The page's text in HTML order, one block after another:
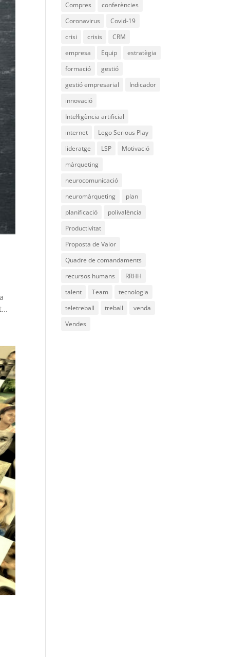
Compres
conferències
Coronavirus
Covid-19
crisi
crisis
CRM
empresa
Equip
estratègia
formació
gestió
gestió empresarial
Indicador
innovació
Intel·ligència artificial
internet
Lego Serious Play
lideratge
LSP
Motivació
màrqueting
neurocomunicació
neuromàrqueting
plan
planificació
polivalència
Productivitat
Proposta de Valor
Quadre de comandaments
recursos humans
RRHH
talent
Team
tecnologia
teletreball
treball
venda
Vendes